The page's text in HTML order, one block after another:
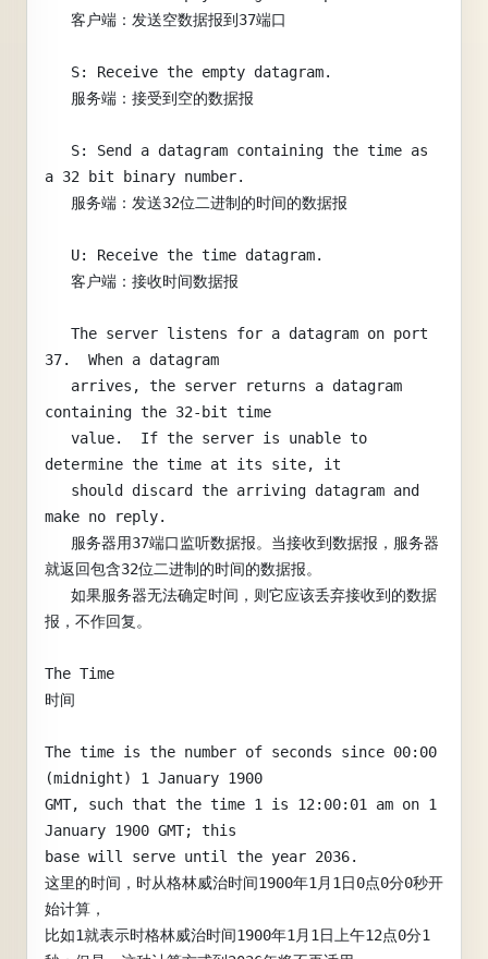
   客户端：发送空数据报到37端口
   S: Receive the empty datagram.
   服务端：接受到空的数据报
a 32 bit binary number.
   服务端：发送32位二进制的时间的数据报
   U: Receive the time datagram.
   客户端：接收时间数据报
37.  When a datagram
containing the 32-bit time
determine the time at its site, it
make no reply.
就返回包含32位二进制的时间的数据报。
报，不作回复。
The Time
时间
The time is the number of seconds since 00:00
(midnight) 1 January 1900
GMT, such that the time 1 is 12:00:01 am on 1
January 1900 GMT; this
base will serve until the year 2036.
这里的时间，时从格林威治时间1900年1月1日0点0分0秒开
始计算，
比如1就表示时格林威治时间1900年1月1日上午12点0分1